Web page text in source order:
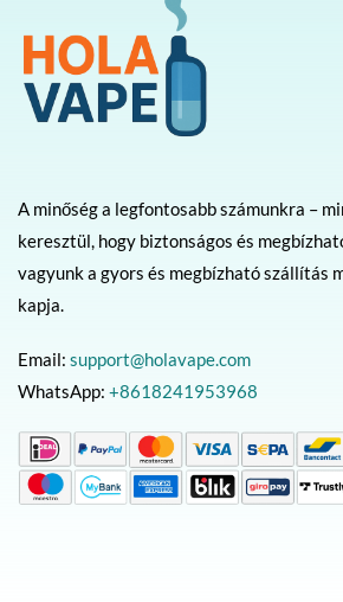
A minőség a legfontosabb számunkra –
keresztül, hogy biztonságos és
vagyunk a gyors és megbízható szállítás
kapja.
Email: support@holavape.com
WhatsApp: +8618241953968